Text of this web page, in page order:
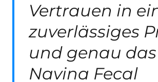
Vertrauen in
zuverlässiges
und genau
Navina Fecal